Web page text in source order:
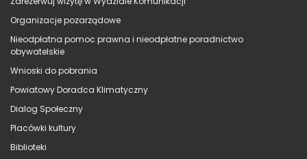
Organizacje pozarządowe
Nieodpłatna pomoc prawna i nieodpłatne poradnictwo
obywatelskie
Wnioski do pobrania
Powiatowy Doradca Klimatyczny
Dialog Społeczny
Placówki kultury
Biblioteki